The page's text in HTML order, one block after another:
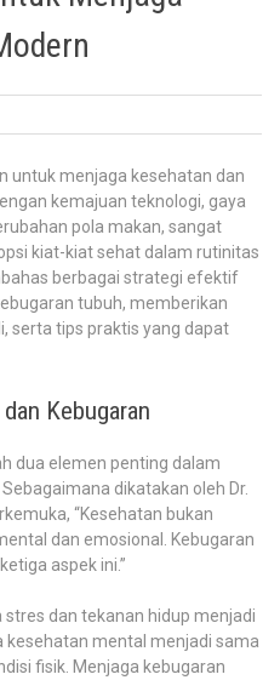
untuk menjaga kesehatan dan
kemajuan teknologi, gaya
pola makan, sangat
kiat-kiat sehat dalam rutinitas
berbagai strategi efektif
tubuh, memberikan
serta tips praktis yang dapat
Kebugaran
dua elemen penting dalam
dikatakan oleh Dr.
“Kesehatan bukan
dan emosional. Kebugaran
aspek ini.”
dan tekanan hidup menjadi
kesehatan mental menjadi sama
fisik. Menjaga kebugaran